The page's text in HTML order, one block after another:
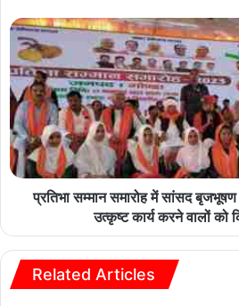
प्रतिभा सम्मान समारोह में सांसद
उत्कृष्ट कार्य करने वालों को
Related Articles